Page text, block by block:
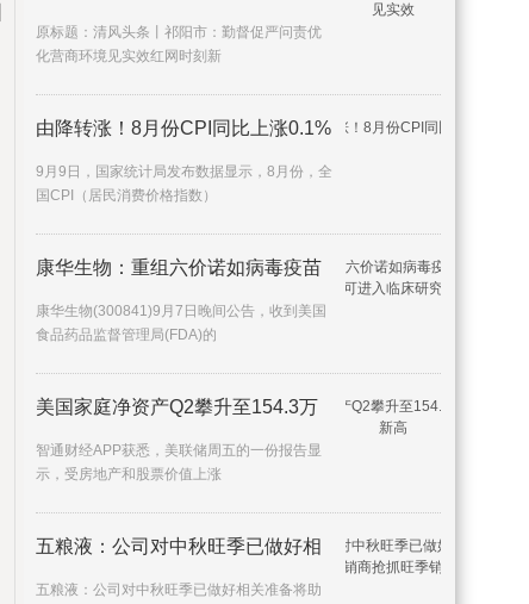
原标题：清风头条丨祁阳市：勤督促严问责优
化营商环境见实效红网时刻新
由降转涨！8月份CPI同比上涨0.1%
9月9日，国家统计局发布数据显示，8月份，全
国CPI（居民消费价格指数）
康华生物：重组六价诺如病毒疫苗
康华生物(300841)9月7日晚间公告，收到美国
食品药品监督管理局(FDA)的
美国家庭净资产Q2攀升至154.3万
智通财经APP获悉，美联储周五的一份报告显
示，受房地产和股票价值上涨
五粮液：公司对中秋旺季已做好相
五粮液：公司对中秋旺季已做好相关准备将助